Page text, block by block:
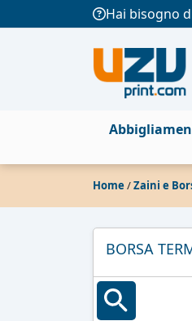
Hai bisogno
Home /Zaini e
BORSA